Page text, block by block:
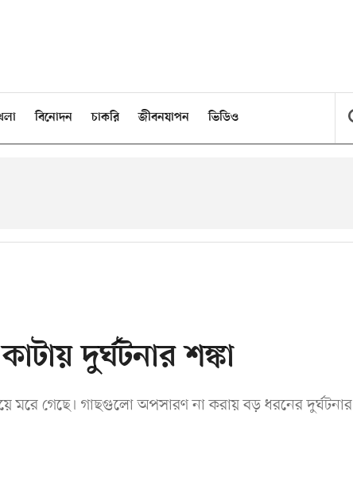
বিনোদন চাকরি জীবনযাপন ভিডিও
দুর্ঘটনার শঙ্কা
মরে গেছে। গাছগুলো অপসারণ না করায় বড় ধরনের দুর্ঘটনার